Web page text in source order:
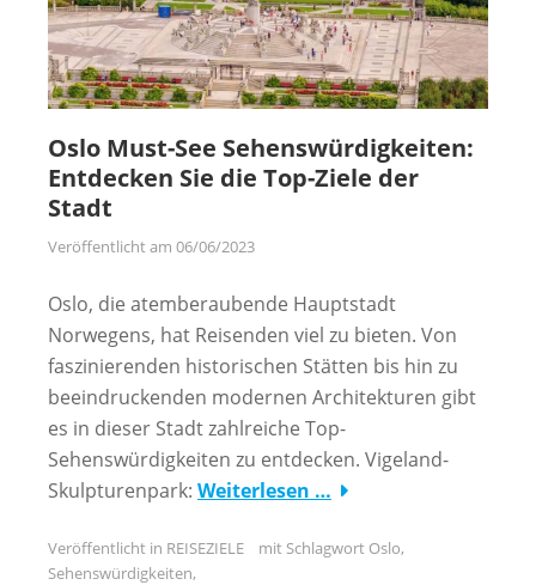
Oslo Must-See Sehenswürdigkeiten:
Entdecken Sie die Top-Ziele der
Stadt
Veröffentlicht am 06/06/2023
Oslo, die atemberaubende Hauptstadt
Norwegens, hat Reisenden viel zu bieten. Von
faszinierenden historischen Stätten bis hin zu
beeindruckenden modernen Architekturen gibt
es in dieser Stadt zahlreiche Top-
Sehenswürdigkeiten zu entdecken. Vigeland-
Skulpturenpark: Weiterlesen …
Veröffentlicht in REISEZIELE mit Schlagwort Oslo,
Sehenswürdigkeiten,